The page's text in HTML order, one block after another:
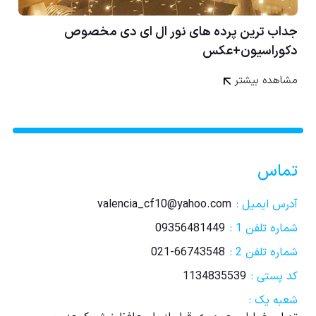
جداب ترین پرده های نور ال ای دی مخصوص
دکوراسیون+عکس
مشاهده بیشتر
تماس
آدرس ایمیل : valencia_cf10@yahoo.com
شماره تلفن 1 :
09356481449
شماره تلفن 2 :
021-66743548
کد پستی : 1134835539
شعبه یک :